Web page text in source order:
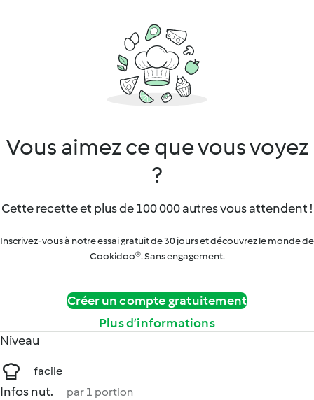
Vous aimez ce que vous voyez
?
Cette recette et plus de 100 000 autres vous attendent !
Inscrivez-vous à notre essai gratuit de 30 jours et découvrez le monde de
Cookidoo®. Sans engagement.
Créer un compte gratuitement
Plus d’informations
Niveau
facile
Infos nut. par 1 portion